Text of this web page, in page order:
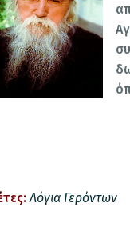
Λόγια Γερόντων